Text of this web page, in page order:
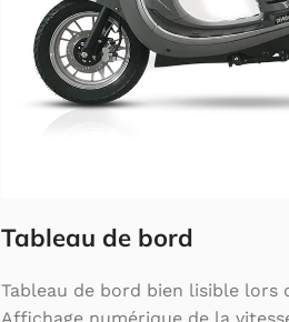
Tableau de bord
Tableau de bord bien lisible lors